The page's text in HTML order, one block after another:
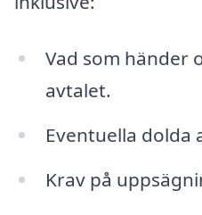
Vad som händer
avtalet.
Eventuella dolda
Krav på